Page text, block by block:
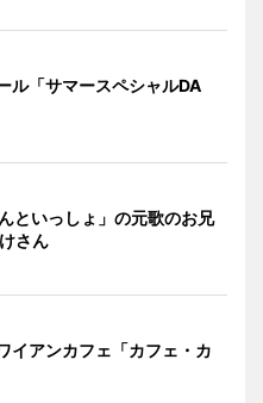
ル「サマースペシャルDA
といっしょ」の元歌のお兄
さん
イアンカフェ「カフェ・カ